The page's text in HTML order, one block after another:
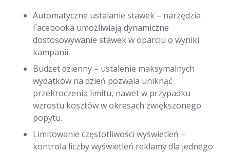
Automatyczne ustalanie stawek – narzędzia
Facebooka umożliwiają dynamiczne
dostosowywanie stawek w oparciu o wyniki
kampanii.
Budżet dzienny – ustalenie maksymalnych
wydatków na dzień pozwala uniknąć
przekroczenia limitu, nawet w przypadku
wzrostu kosztów w okresach zwiększonego
popytu.
Limitowanie częstotliwości wyświetleń –
kontrola liczby wyświetleń reklamy dla jednego